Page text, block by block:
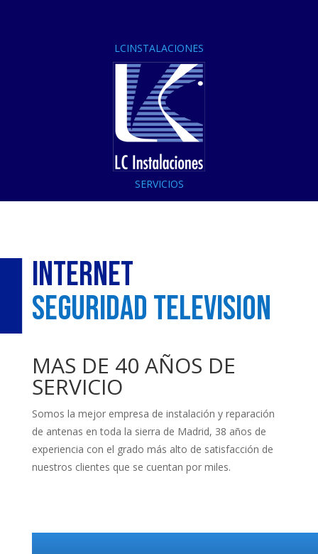
LCINSTALACIONES
SERVICIOS
Internet
Seguridad television
MAS DE 40 AÑOS DE
SERVICIO
Somos la mejor empresa de instalación y reparación
de antenas en toda la sierra de Madrid, 38 años de
experiencia con el grado más alto de satisfacción de
nuestros clientes que se cuentan por miles.